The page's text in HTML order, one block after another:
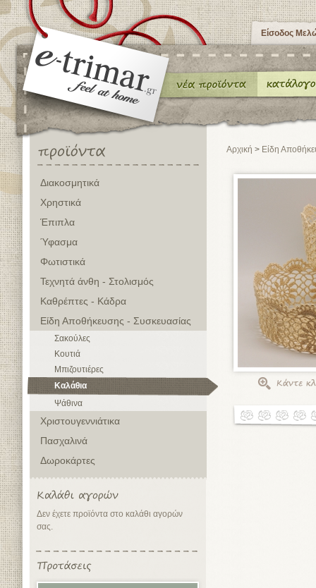
Είσοδος
Διακοσμητικά
Χρηστικά
Έπιπλα
Ύφασμα
Φωτιστικά
Τεχνητά άνθη - Στολισμός
Καθρέπτες - Κάδρα
Είδη Αποθήκευσης - Συσκευασίας
Σακούλες
Κουτιά
Μπιζουτιέρες
Καλάθια
Ψάθινα
Χριστουγεννιάτικα
Πασχαλινά
Δωροκάρτες
Δεν έχετε προϊόντα στο καλάθι αγορών
σας.
Αρχική > Είδη